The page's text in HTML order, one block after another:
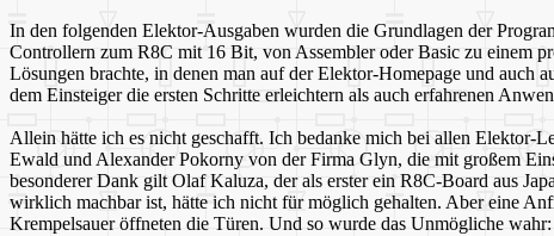
In den folgenden Elektor-Ausgaben wurden die Grundlagen der
Controllern zum R8C mit 16 Bit, von Assembler oder Basic zu einem
Lösungen brachte, in denen man auf der Elektor-Homepage und
dem Einsteiger die ersten Schritte erleichtern als auch erfahrenen
Allein hätte ich es nicht geschafft. Ich bedanke mich bei allen Elektor-
Ewald und Alexander Pokorny von der Firma Glyn, die mit großem
besonderer Dank gilt Olaf Kaluza, der als erster ein R8C-Board aus
wirklich machbar ist, hätte ich nicht für möglich gehalten. Aber eine
Krempelsauer öffneten die Türen. Und so wurde das Unmögliche